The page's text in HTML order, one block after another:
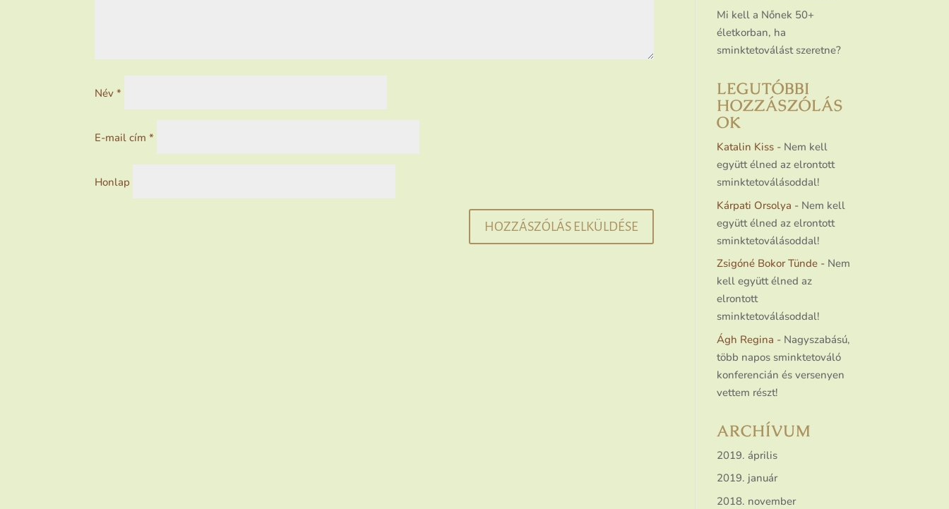
Név*
E-mail cím*
Honlap
Mi kell a Nőnek 50+
életkorban, ha
sminktetoválást szeretne?
LEGUTÓBBI
HOZZÁSZÓLÁS
OK
Katalin Kiss - Nem kell
együtt élned az elrontott
sminktetoválásoddal!
Kárpati Orsolya - Nem kell
együtt élned az elrontott
sminktetoválásoddal!
Zsigóné Bokor Tünde - Nem
kell együtt élned az
elrontott
sminktetoválásoddal!
Ágh Regina - Nagyszabású,
több napos sminktetováló
konferencián és versenyen
vettem részt!
ARCHÍVUM
2019. április
2019. január
2018. november